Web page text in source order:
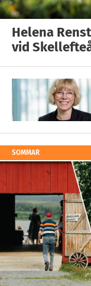
Helena
vid
SOMMAR